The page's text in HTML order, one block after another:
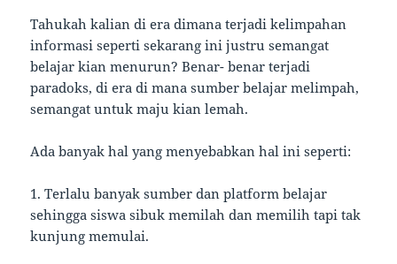
Tahukah kalian di era dimana terjadi kelimpahan
informasi seperti sekarang ini justru semangat
belajar kian menurun? Benar- benar terjadi
paradoks, di era di mana sumber belajar melimpah,
semangat untuk maju kian lemah.
Ada banyak hal yang menyebabkan hal ini seperti:
1. Terlalu banyak sumber dan platform belajar
sehingga siswa sibuk memilah dan memilih tapi tak
kunjung memulai.